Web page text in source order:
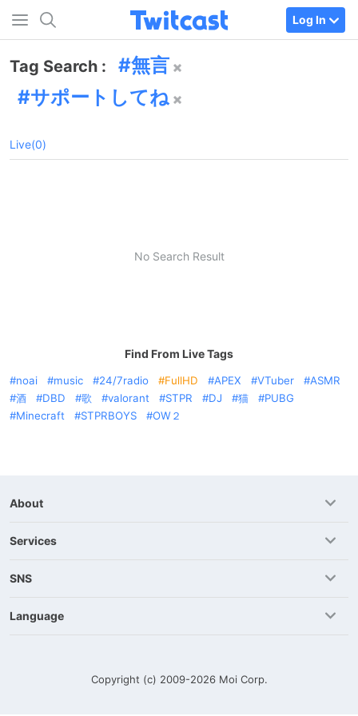
Log In
Tag Search :
無言
サポートしてね
Live(0)
No Search Result
Find From Live Tags
noai music 24/7radio FullHD APEX VTuber
ASMR
酒
DBD 歌 valorant STPR DJ 猫
PUBG
Minecraft
STPRBOYS OW２
About
Services
SNS
Language
Copyright (c) 2009-2026 Moi Corp.